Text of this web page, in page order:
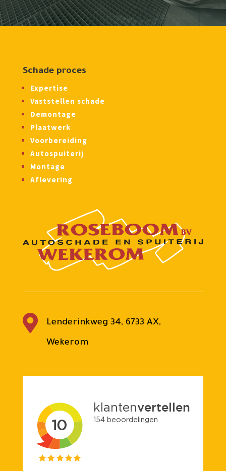
Schade proces
Expertise
Vaststellen schade
Demontage
Plaatwerk
Voorbereiding
Autospuiterij
Montage
Aflevering

Lenderinkweg 34, 6733 AX,
Wekerom